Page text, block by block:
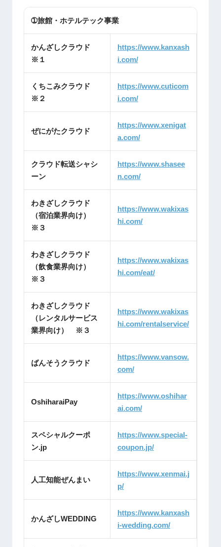
➀旅館・ホテルテック事業
かんざしクラウド
※１
https://www.kanxash
i.com/
くちこみクラウド
※２
https://www.cuticom
i.com/
ぜにがたクラウド
https://www.xenigat
a.com/
クラウド転送シャシ
ーン
https://www.shasee
n.com/
わきざしクラウド
（宿泊業界向け）
※３
https://www.wakixas
hi.com/
わきざしクラウド
（飲食業界向け）
※３
https://www.wakixas
hi.com/eat/
わきざしクラウド
（レンタルサービス
業界向け） ※３
https://www.wakixas
hi.com/rentalservice/
ばんそうクラウド
https://www.vansow.
com/
OshiharaiPay
https://www.oshihar
ai.com/
スペシャルクーポ
ン.jp
https://www.special-
coupon.jp/
人工知能ぜんまい
https://www.xenmai.j
p/
かんざしWEDDING
https://www.kanxash
i-wedding.com/